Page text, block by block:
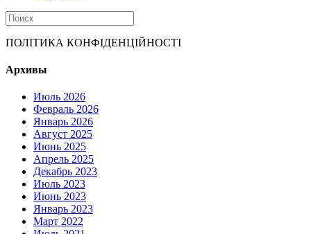
ПОЛІТИКА КОНФІДЕНЦІЙНОСТІ
Архивы
Июль 2026
Февраль 2026
Январь 2026
Август 2025
Июнь 2025
Апрель 2025
Декабрь 2023
Июль 2023
Июнь 2023
Январь 2023
Март 2022